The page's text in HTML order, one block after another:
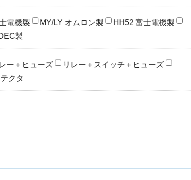
電機製 MY/LY オムロン製
HH52 富士電機製
製
ー＋ヒューズ
リレー＋スイッチ＋ヒューズ
クタ